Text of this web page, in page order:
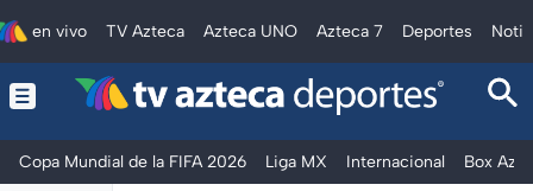
en vivo TV Azteca Azteca UNO Azteca 7 Deportes
Copa Mundial de la FIFA 2026 Liga MX Internacional Box